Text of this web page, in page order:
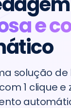
e
solução
1 clique
de utilizador
pico de